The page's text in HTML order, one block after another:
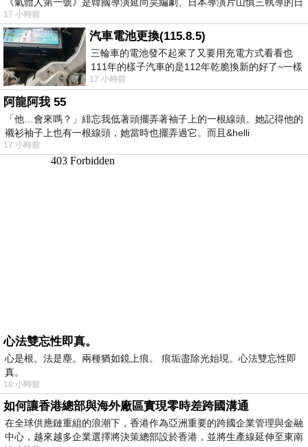
《氣體人第一號》是韓國導演延尚昊編劇、日本導演片山慎三執導的日
17 小時前
汽車電池更換(115.8.5)
三輪車的電池發不起來了又要用充電方式看看也
111年的樣子汽車的是112年乾脆換新的好了~一樣
在阿炮電池買的漲了一百多塊吧
17 小時前
阿龍阿我 55
「他…會來嗎？」緋忘我低著頭擺弄著袖子上的一根線頭。她記得他的
襯衫袖子上也有一根線頭，她當時也擺弄過它。而且&helli
17 小時前
心法雙忘性即真。
心是根。法是塵。兩種猶如鏡上痕。 痕垢盡除光始現。心法雙忘性即
真。
18 小時前
如何讓香港總部與海外廠區實現零時差跨國溝通
在全球供應鏈重組的浪潮下，香港作為亞洲重要的跨國企業管理與金融
中心，越來越多企業選擇將決策總部設於香港，並將生產線延伸至東南